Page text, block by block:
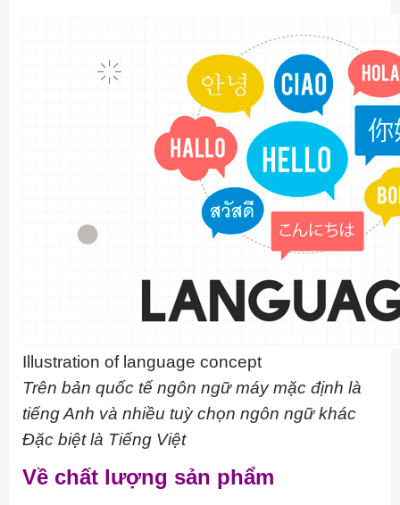
Illustration of language concept
Trên bản quốc tế ngôn ngữ máy mặc định là
tiếng Anh và nhiều tuỳ chọn ngôn ngữ khác
Đặc biệt là Tiếng Việt
Về chất lượng sản phẩm